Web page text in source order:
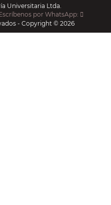
Universitaria Ltda.
por WhatsApp:
- Copyright © 2026